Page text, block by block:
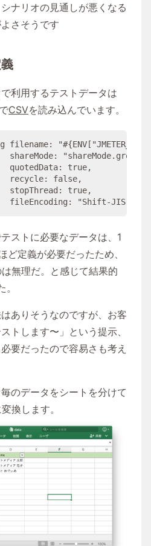
ナリオの見通しが悪くなる
さそうです
利用するテストデータは
でCSVを読み込んでいます。
filename: "#{ENV[ "
shareMode: "shareMode.group
quotedData: true,
recycle: false,
stopThread : true,
fileEncoding : "Shift-JIS"
ストに必要なデータは、1
ど定義が必要だったため、
無理だ。と感じて結果的
ありそうなのですが、お客
トします〜」という提示、
要だったので容易さも考え
のデータをシートを分けて
換します。